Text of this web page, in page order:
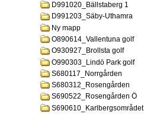
D991020_Bällstaberg 1
D991203_Säby-Uthamra
Ny mapp
O890614_Vallentuna golf
O930927_Brollsta golf
O990303_Lindö Park golf
S680117_Norrgården
S680312_Rosengården
S690522_Rosengården Ö
S690610_Karlbergsområdet